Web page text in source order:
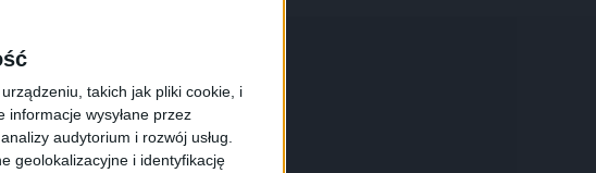
takich jak pliki cookie, i
wysyłane przez
audytorium i rozwój usług.
geolokalizacyjne i identyfikację